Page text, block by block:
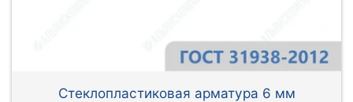
Стеклопластиковая арматура 6 мм